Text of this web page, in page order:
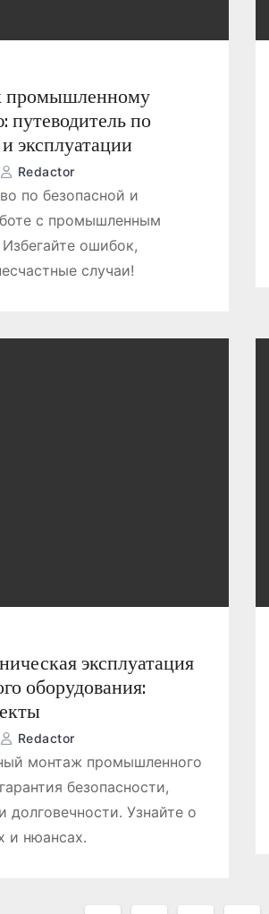
промышленному
путеводитель по
эксплуатации
Redactor
по безопасной и
с промышленным
ошибок,
случаи!
эксплуатация
оборудования:
Redactor
монтаж промышленного
безопасности,
долговечности. Узнайте о
и нюансах.